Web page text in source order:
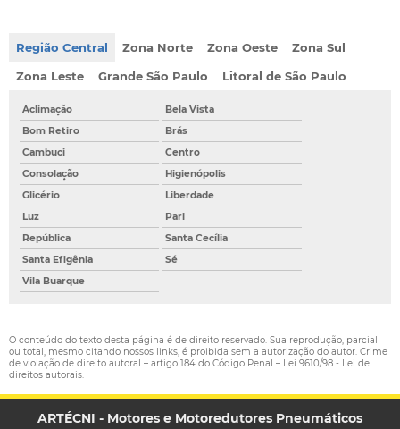
Região Central Zona Norte Zona Oeste
Zona Sul
Zona Leste
Grande São Paulo Litoral de São Paulo
Aclimação
Bela Vista
Bom Retiro
Brás
Cambuci
Centro
Consolação
Higienópolis
Glicério
Liberdade
Luz
Pari
República
Santa Cecília
Santa Efigênia
Sé
Vila Buarque
O conteúdo do texto desta página é de direito reservado. Sua reprodução, parcial
ou total, mesmo citando nossos links, é proibida sem a autorização do autor. Crime
de violação de direito autoral – artigo 184 do Código Penal – Lei 9610/98 - Lei de
direitos autorais.
ARTÉCNI - Motores e Motoredutores Pneumáticos